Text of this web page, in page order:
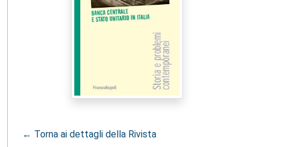
← Torna ai dettagli della Rivista